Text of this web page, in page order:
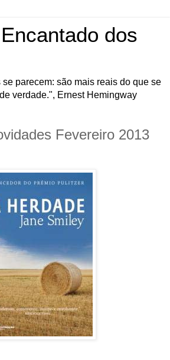
dos
parecem: são mais reais do que se
verdade.", Ernest Hemingway
Fevereiro 2013